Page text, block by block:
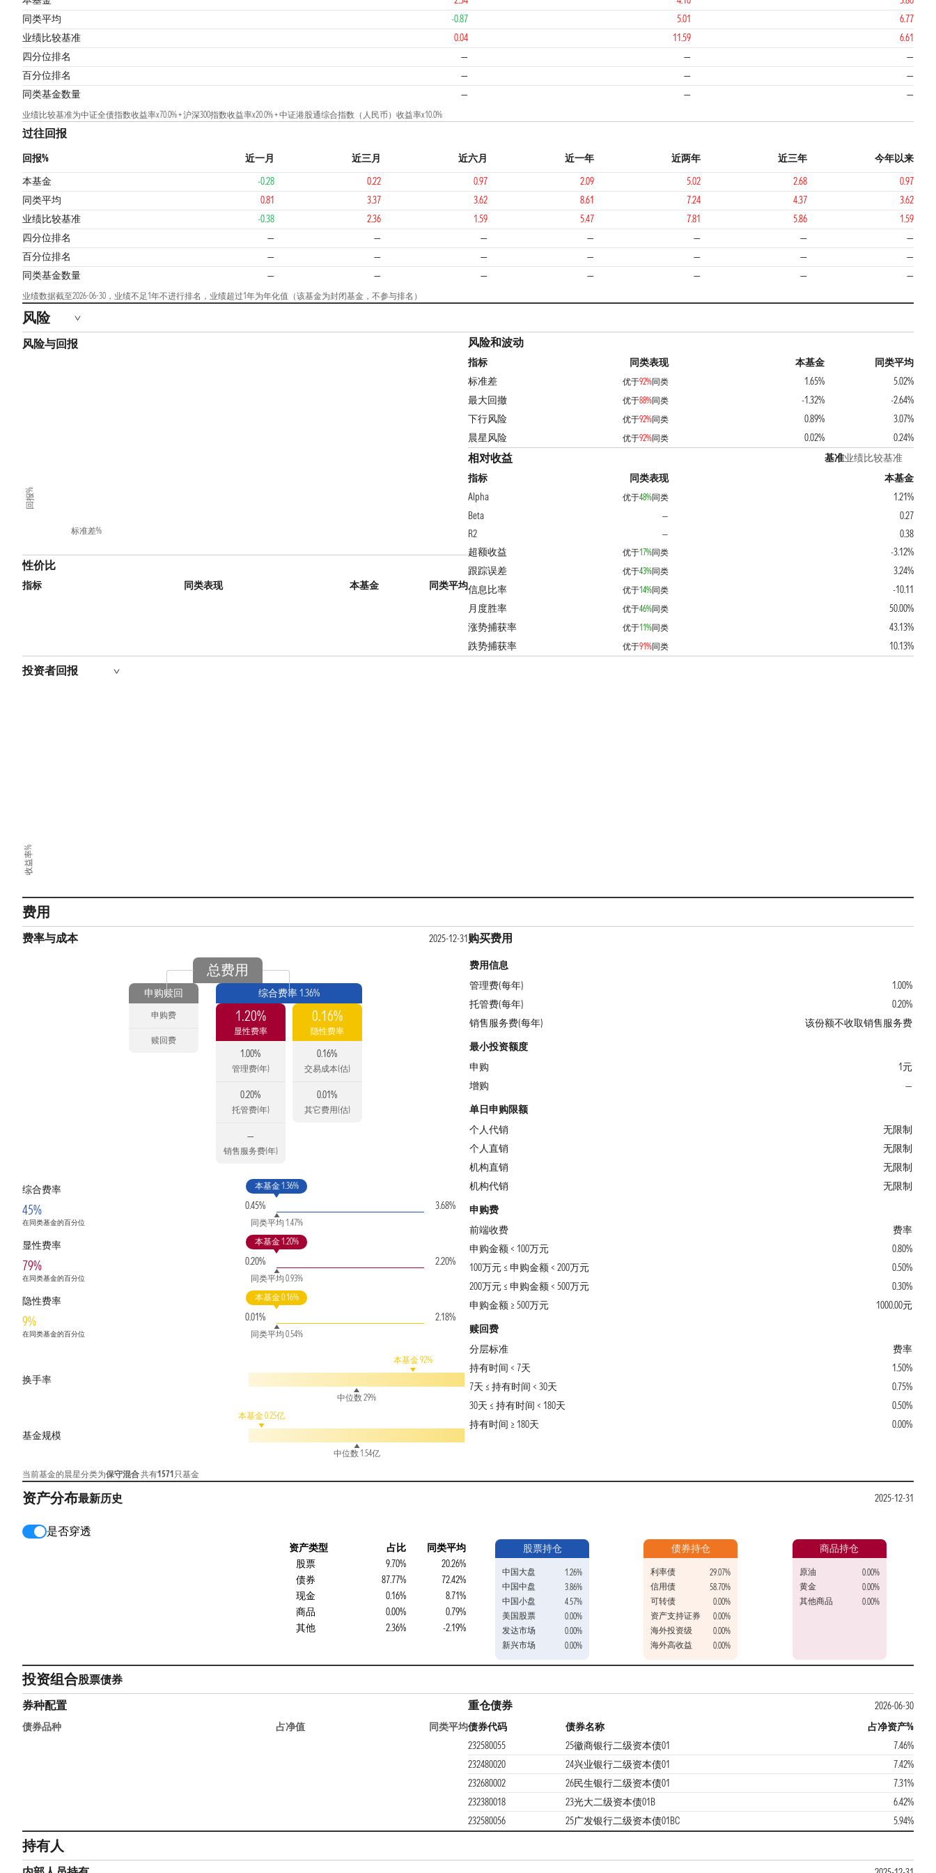
同类平均
-0.87 5.01
6.77
业绩比较基准
0.04 11.59
6.61
四分位排名
— —
—
百分位排名
— —
—
同类基金数量
— — —
业绩比较基准为中证全债指数收益率x70.0% + 沪深300指数收益率x20.0% + 中证港股通综合指数（人民币）收益率x10.0%
过往回报
回报% 近一月 近三月 近六月 近一年 近两年 近三年
今年以来
本基金
-0.28 0.22 0.97 2.09 5.02 2.68
0.97
同类平均
0.81 3.37 3.62 8.61 7.24 4.37
3.62
业绩比较基准
-0.38 2.36 1.59 5.47 7.81 5.86
1.59
四分位排名
— — — — — —
—
百分位排名
— — — — — —
—
同类基金数量
— — — — — — —
业绩数据截至2026-06-30，业绩不足1年不进行排名，业绩超过1年为年化值（该基金为封闭基金，不参与排名）
风险
风险与回报
标准差%
回报%
性价比
指标 同类表现 本基金 同类平均
风险和波动
指标 同类表现 本基金
同类平均
标准差
优于92%同类 1.65%
5.02%
最大回撤
优于88%同类 -1.32%
-2.64%
下行风险
优于92%同类 0.89%
3.07%
晨星风险
优于92%同类 0.02% 0.24%
相对收益 基准业绩比较基准
指标
同类表现
本基金
Alpha
优于48%同类
1.21%
Beta
—
0.27
R2
—
0.38
超额收益
优于17%同类
-3.12%
跟踪误差
优于43%同类
3.24%
信息比率
优于14%同类
-10.11
月度胜率
优于46%同类
50.00%
涨势捕获率
优于11%同类
43.13%
跌势捕获率
优于91%同类 10.13%
投资者回报
收益率%
费用
费率与成本 2025-12-31
总费用
申购赎回
申购费
赎回费
综合费率 1.36%
1.20%
显性费率
1.00%
管理费(年)
0.20%
托管费(年)
—
销售服务费(年)
0.16%
隐性费率
0.16%
交易成本(估)
0.01%
其它费用(估)
综合费率
45%
在同类基金的百分位
0.45%
本基金 1.36%
同类平均 1.47%
3.68%
显性费率
79%
在同类基金的百分位
0.20%
本基金 1.20%
同类平均 0.93%
2.20%
隐性费率
9%
在同类基金的百分位
0.01%
本基金 0.16%
同类平均 0.54%
2.18%
换手率
本基金 92%
中位数 29%
基金规模
本基金 0.25亿
中位数 1.54亿
当前基金的晨星分类为保守混合共有1571 只基金
购买费用
费用信息
管理费(每年)
1.00%
托管费(每年)
0.20%
销售服务费(每年)
该份额不收取销售服务费
最小投资额度
申购
1元
增购
—
单日申购限额
个人代销
无限制
个人直销
无限制
机构直销
无限制
机构代销
无限制
申购费
前端收费
费率
申购金额 < 100万元
0.80%
100万元 ≤ 申购金额 < 200万元
0.50%
200万元 ≤ 申购金额 < 500万元
0.30%
申购金额 ≥ 500万元
1000.00元
赎回费
分层标准
费率
持有时间 < 7天
1.50%
7天 ≤ 持有时间 < 30天
0.75%
30天 ≤ 持有时间 < 180天
0.50%
持有时间 ≥ 180天
0.00%
资产分布最新历史 2025-12-31
是否穿透
资产类型 占比
同类平均
股票
9.70%
20.26%
债券
87.77%
72.42%
现金
0.16%
8.71%
商品
0.00%
0.79%
其他
2.36% -2.19%
股票持仓
中国大盘
1.26%
中国中盘
3.86%
中国小盘
4.57%
美国股票
0.00%
发达市场
0.00%
新兴市场
0.00%
债券持仓
利率债
29.07%
信用债
58.70%
可转债
0.00%
资产支持证券
0.00%
海外投资级
0.00%
海外高收益
0.00%
商品持仓
原油
0.00%
黄金
0.00%
其他商品
0.00%
投资组合股票债券
券种配置
债券品种 占净值 同类平均
重仓债券
2026-06-30
债券代码
债券名称
占净资产%
232580055
25徽商银行二级资本债01
7.46%
232480020
24兴业银行二级资本债01
7.42%
232680002
26民生银行二级资本债01
7.31%
232380018
23光大二级资本债01B
6.42%
232580056
25广发银行二级资本债01BC 5.94%
持有人